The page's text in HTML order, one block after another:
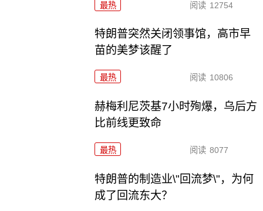
最热 阅读 12754
特朗普突然关闭领事馆，高市早
苗的美梦该醒了
最热 阅读 10806
赫梅利尼茨基7小时殉爆，乌后方
比前线更致命
最热 阅读 8077
特朗普的制造业\"回流梦\"，为何
成了回流东大？